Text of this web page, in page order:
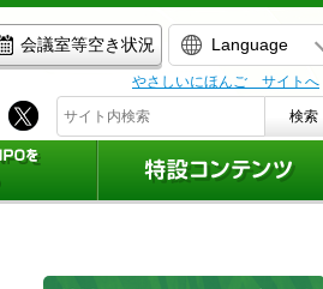
会議室等空き状況 Language
やさしいにほんご サイトへ
検索